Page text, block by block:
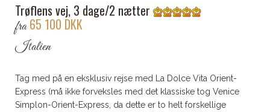
Trøflens vej, 3 dage/2 nætter
fra65 100 DKK
Italien
Tag med på en eksklusiv rejse med La Dolce Vita Orient-
Express (må ikke forveksles med det klassiske tog Venice
Simplon-Orient-Express, da dette er to helt forskellige